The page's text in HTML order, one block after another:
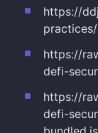
https://
https://
defi-
https://
defi-